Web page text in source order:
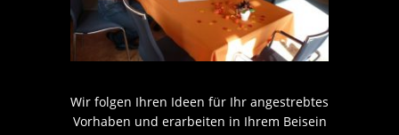
Wir folgen Ihren Ideen für Ihr angestrebtes
Vorhaben und erarbeiten in Ihrem Beisein